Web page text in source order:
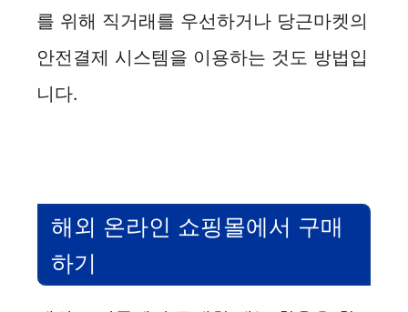
를 위해 직거래를 우선하거나 당근마켓의
안전결제 시스템을 이용하는 것도 방법입
니다.
해외 온라인 쇼핑몰에서 구매
하기